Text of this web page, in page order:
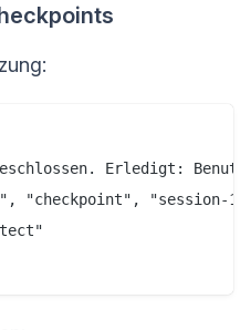
Erledigt:
"checkpoint", "session-